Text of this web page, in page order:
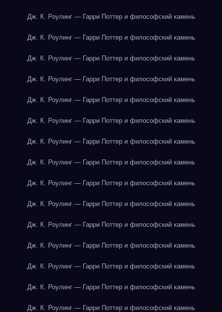
Дж. К. Роулинг — Гарри Поттер и философский камень
Дж. К. Роулинг — Гарри Поттер и философский камень
Дж. К. Роулинг — Гарри Поттер и философский камень
Дж. К. Роулинг — Гарри Поттер и философский камень
Дж. К. Роулинг — Гарри Поттер и философский камень
Дж. К. Роулинг — Гарри Поттер и философский камень
Дж. К. Роулинг — Гарри Поттер и философский камень
Дж. К. Роулинг — Гарри Поттер и философский камень
Дж. К. Роулинг — Гарри Поттер и философский камень
Дж. К. Роулинг — Гарри Поттер и философский камень
Дж. К. Роулинг — Гарри Поттер и философский камень
Дж. К. Роулинг — Гарри Поттер и философский камень
Дж. К. Роулинг — Гарри Поттер и философский камень
Дж. К. Роулинг — Гарри Поттер и философский камень
Дж. К. Роулинг — Гарри Поттер и философский камень